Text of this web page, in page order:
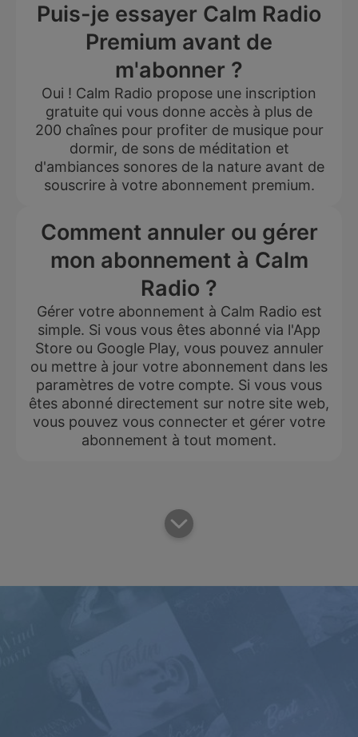
Puis-je essayer Calm Radio
Premium avant de
m'abonner ?
Oui ! Calm Radio propose une inscription
gratuite qui vous donne accès à plus de
200 chaînes pour profiter de musique pour
dormir, de sons de méditation et
d'ambiances sonores de la nature avant de
souscrire à votre abonnement premium.
Comment annuler ou gérer
mon abonnement à Calm
Radio ?
Gérer votre abonnement à Calm Radio est
simple. Si vous vous êtes abonné via l'App
Store ou Google Play, vous pouvez annuler
ou mettre à jour votre abonnement dans les
paramètres de votre compte. Si vous vous
êtes abonné directement sur notre site web,
vous pouvez vous connecter et gérer votre
abonnement à tout moment.